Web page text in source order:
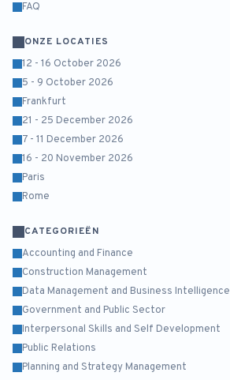
FAQ
ONZE LOCATIES
12 - 16 October 2026
5 - 9 October 2026
Frankfurt
21 - 25 December 2026
7 - 11 December 2026
16 - 20 November 2026
Paris
Rome
CATEGORIEËN
Accounting and Finance
Construction Management
Data Management and Business Intelligence
Government and Public Sector
Interpersonal Skills and Self Development
Public Relations
Planning and Strategy Management